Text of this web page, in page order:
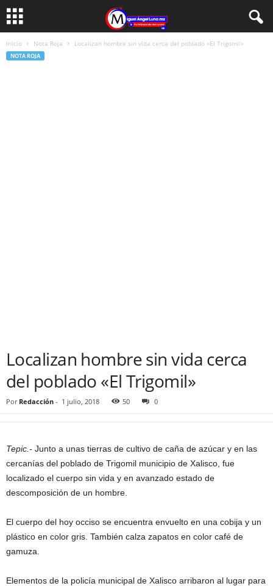
Inicio Nota Roja Localizan hombre sin vida cerca del poblado «El Trigomil»
NOTA ROJA
Localizan hombre sin vida cerca
del poblado «El Trigomil»
Por Redacción - 1 julio, 2018 50 0
Tepic.- Junto a unas tierras de cultivo de caña de azúcar y en las
cercanías del poblado de Trigomil municipio de Xalisco, fue
localizado el cuerpo sin vida y en avanzado estado de
descomposición de un hombre.
El cuerpo del hoy occiso se encuentra envuelto en una cobija y un
plástico en color gris. También calza zapatos en color café de
gamuza.
Elementos de la policía municipal de Xalisco arribaron al lugar para